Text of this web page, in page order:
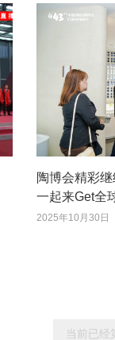
陶博会精彩
一起来Get全
2025年10月30日
当前已经